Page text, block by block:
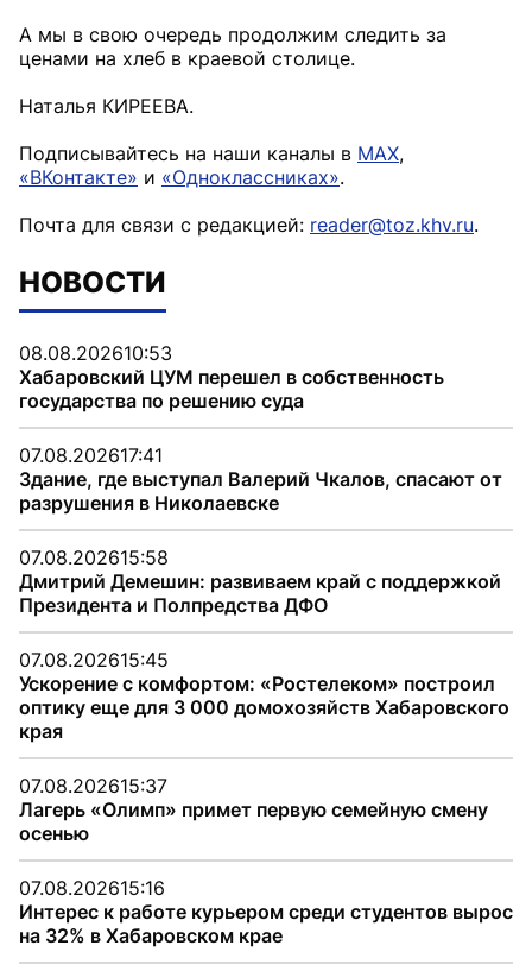
А мы в свою очередь продолжим следить за
ценами на хлеб в краевой столице.
Наталья КИРЕЕВА.
Подписывайтесь на наши каналы в MAX,
«ВКонтакте» и «Одноклассниках».
Почта для связи с редакцией: reader@toz.khv.ru.
НОВОСТИ
08.08.202610:53
Хабаровский ЦУМ перешел в собственность
государства по решению суда
07.08.202617:41
Здание, где выступал Валерий Чкалов, спасают от
разрушения в Николаевске
07.08.202615:58
Дмитрий Демешин: развиваем край с поддержкой
Президента и Полпредства ДФО
07.08.202615:45
Ускорение с комфортом: «Ростелеком» построил
оптику еще для 3 000 домохозяйств Хабаровского
края
07.08.202615:37
Лагерь «Олимп» примет первую семейную смену
осенью
07.08.202615:16
Интерес к работе курьером среди студентов вырос
на 32% в Хабаровском крае